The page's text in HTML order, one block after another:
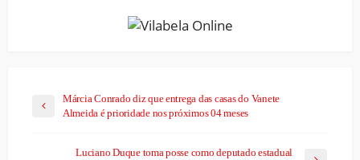
Márcia Conrado diz que entrega das casas do Vanete
Almeida é prioridade nos próximos 04 meses
Luciano Duque toma posse como deputado estadual